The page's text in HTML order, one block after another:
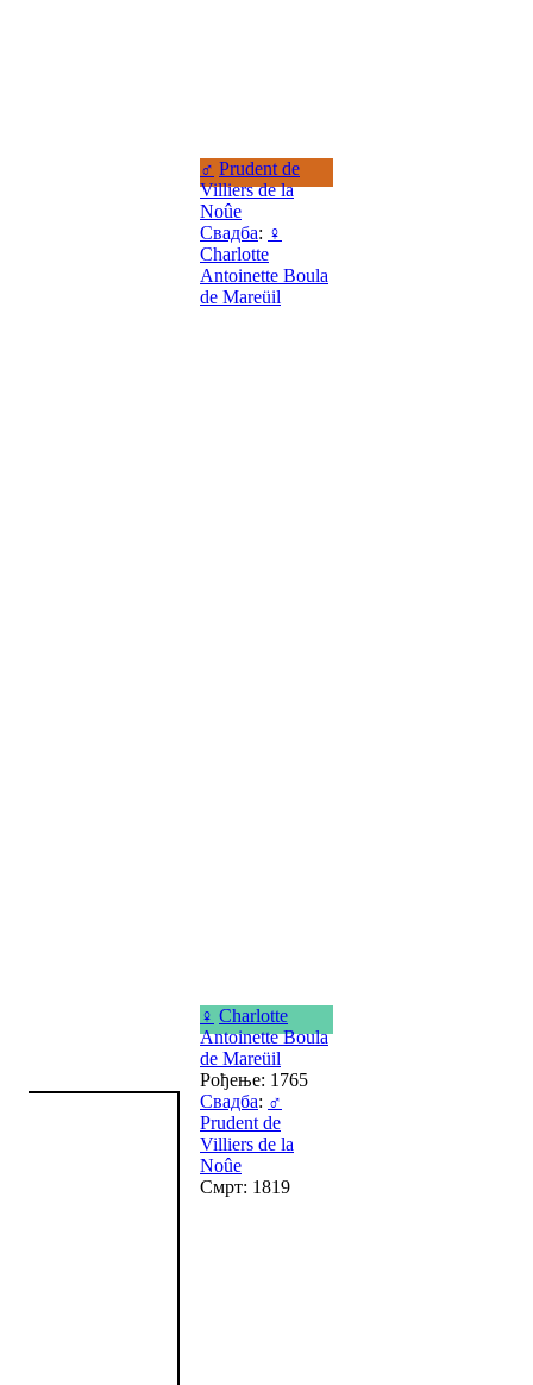
♂ Prudent de
Villiers de la
Noûe
Свадба: ♀
Charlotte
Antoinette Boula
de Mareüil
♀ Charlotte
Antoinette Boula
de Mareüil
Рођење: 1765
Свадба: ♂
Prudent de
Villiers de la
Noûe
Смрт: 1819